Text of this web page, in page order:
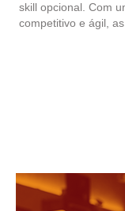
skill opcional. Com
competitivo e ágil,